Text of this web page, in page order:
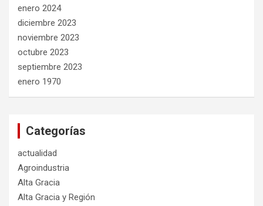
enero 2024
diciembre 2023
noviembre 2023
octubre 2023
septiembre 2023
enero 1970
Categorías
actualidad
Agroindustria
Alta Gracia
Alta Gracia y Región